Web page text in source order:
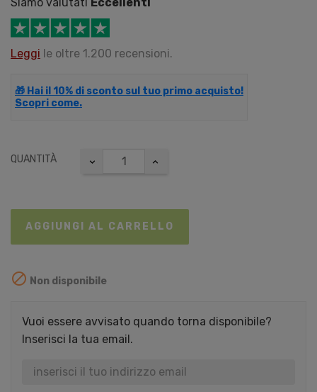
Siamo valutati Eccellenti
Leggi le oltre 1.200 recensioni.
🎁 Hai il 10% di sconto sul tuo primo acquisto!
Scopri come.
QUANTITÀ
AGGIUNGI AL CARRELLO
 Non disponibile
Vuoi essere avvisato quando torna disponibile?
Inserisci la tua email.